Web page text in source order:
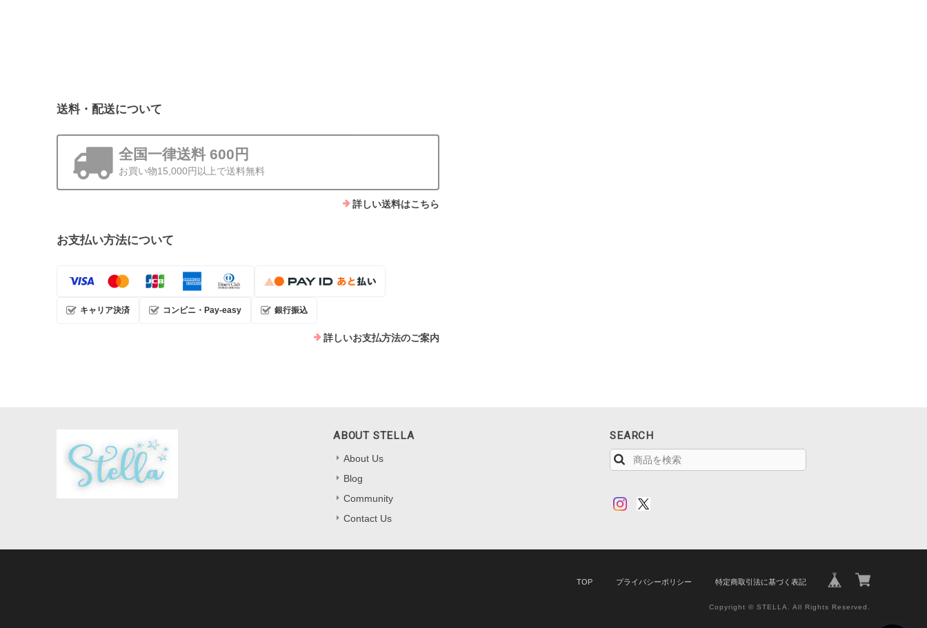
送料・配送について
全国一律送料 600円
お買い物15,000円以上で送料無料
詳しい送料はこちら
お支払い方法について
キャリア決済 コンビニ・Pay-easy 銀行振込
詳しいお支払方法のご案内
ABOUT STELLA
About Us
Blog
Community
Contact Us
SEARCH
TOP プライバシーポリシー 特定商取引法に基づく表記
Copyright © STELLA. All Rights Reserved.